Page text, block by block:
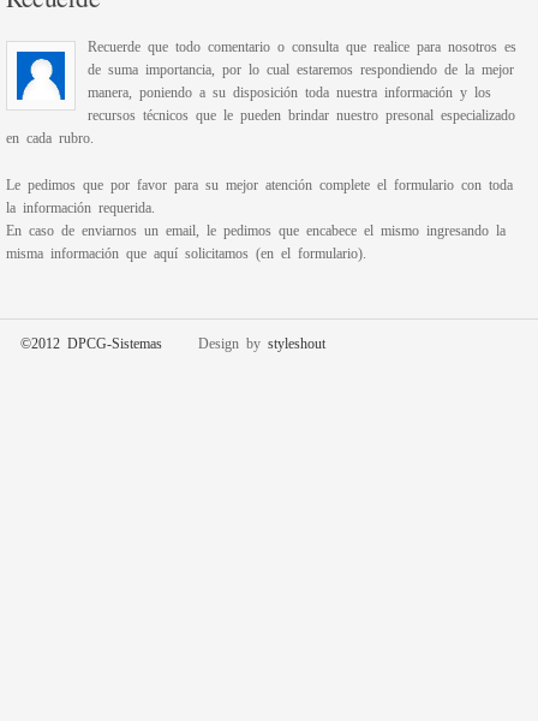
Recuerde que todo comentario o consulta que realice para nosotros es
de suma importancia, por lo cual estaremos respondiendo de la mejor
manera, poniendo a su disposición toda nuestra información y los
recursos técnicos que le pueden brindar nuestro presonal especializado
en cada rubro.
Le pedimos que por favor para su mejor atención complete el formulario con toda
la información requerida.
En caso de enviarnos un email, le pedimos que encabece el mismo ingresando la
misma información que aquí solicitamos (en el formulario).
©2012 DPCG-Sistemas Design by styleshout